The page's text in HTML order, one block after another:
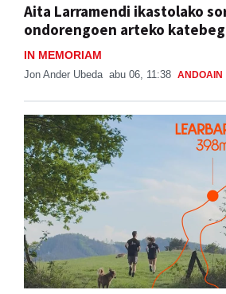
Aita Larramendi ikastolako
ondorengoen arteko
IN MEMORIAM
Jon Ander Ubeda abu 06, 11:38 ANDOAIN